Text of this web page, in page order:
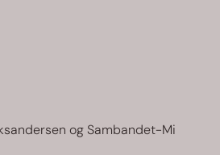
og Sambandet-Mi